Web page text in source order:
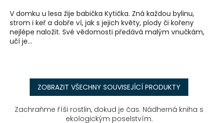
V domku u lesa žije babička Kytička. Zná každou bylinu,
strom i keř a dobře ví, jak s jejich květy, plody či kořeny
nejlépe naložit. Své vědomosti předává malým vnučkám,
učí je...
ZOBRAZIT VŠECHNY SOUVISEJÍCÍ PRODUKTY
Zachraňme říši rostlin, dokud je čas. Nádherná kniha s
ekologickým poselstvím.